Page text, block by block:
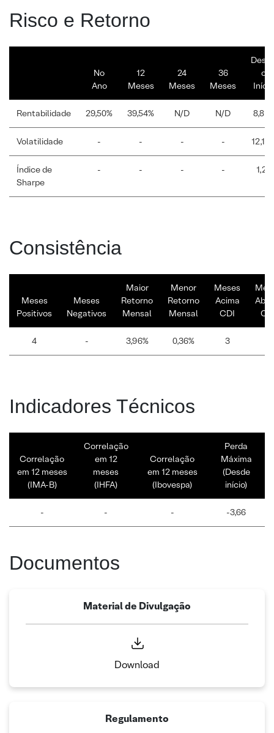
Risco e Retorno
No
Ano
12
Meses
24
Meses
36
Meses
o
Início
Rentabilidade 29,50% 39,54% N/D N/D 8,81%
Volatilidade - - - -
Índice de
Sharpe
- - - - 1,24
Consistência
Meses
Positivos
Meses
Negativos
Maior
Retorno
Mensal
Menor
Retorno
Mensal
Meses
Acima
CDI
4 - 3,96% 0,36% 3
Indicadores Técnicos
Correlação
em 12 meses
(IMA-B)
Correlação
em 12
meses
(IHFA)
Correlação
em 12 meses
(Ibovespa)
Perda
Máxima
(Desde
início)
- - - -3,66
Documentos
Material de Divulgação
Download
Regulamento